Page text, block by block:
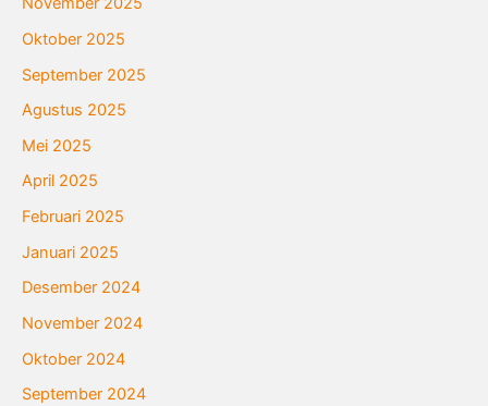
Oktober 2025
September 2025
Agustus 2025
Mei 2025
April 2025
Februari 2025
Januari 2025
Desember 2024
November 2024
Oktober 2024
September 2024